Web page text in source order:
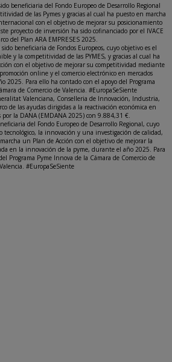
beneficiaria del Fondo Europeo de Desarrollo Regional
de las Pymes y gracias al cual ha puesto en marcha
con el objetivo de mejorar su posicionamiento
proyecto de inversión ha sido cofinanciado por el IVACE
del Plan ARA EMPRESES 2025.
beneficiaria de Fondos Europeos, cuyo objetivo es el
y la competitividad de las PYMES, y gracias al cual ha
con el objetivo de mejorar su competitividad mediante
online y el comercio electrónico en mercados
2025. Para ello ha contado con el apoyo del Programa
de Comercio de Valencia. #EuropaSeSiente
Valenciana, Conselleria de Innovación, Industria,
de las ayudas dirigidas a la reactivación económica en
por la DANA (EMDANA 2025) con 9.884,31 €.
del Fondo Europeo de Desarrollo Regional, cuyo
tecnológico, la innovación y una investigación de calidad,
un Plan de Acción con el objetivo de mejorar la
en la innovación de la pyme, durante el año 2025. Para
Programa Pyme Innova de la Cámara de Comercio de
Valencia. #EuropaSeSiente